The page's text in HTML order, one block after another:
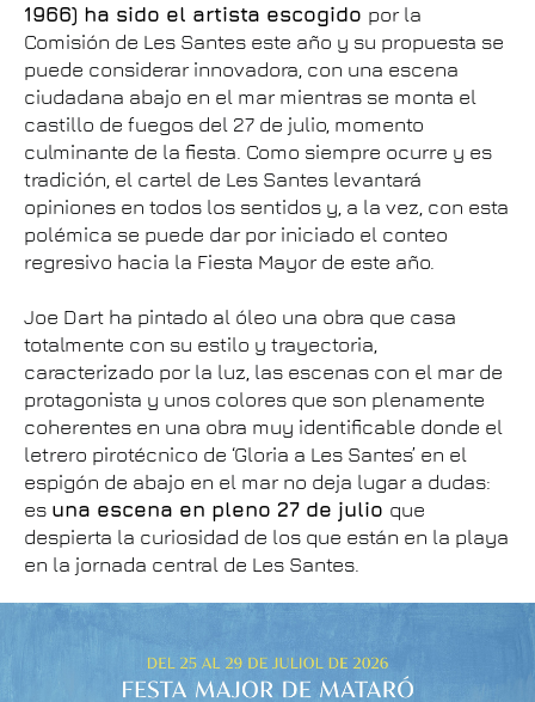
1966) ha sido el artista escogido por la
Comisión de Les Santes este año y su propuesta se
puede considerar innovadora, con una escena
ciudadana abajo en el mar mientras se monta el
castillo de fuegos del 27 de julio, momento
culminante de la fiesta. Como siempre ocurre y es
tradición, el cartel de Les Santes levantará
opiniones en todos los sentidos y, a la vez, con esta
polémica se puede dar por iniciado el conteo
regresivo hacia la Fiesta Mayor de este año.
Joe Dart ha pintado al óleo una obra que casa
totalmente con su estilo y trayectoria,
caracterizado por la luz, las escenas con el mar de
protagonista y unos colores que son plenamente
coherentes en una obra muy identificable donde el
letrero pirotécnico de ‘Gloria a Les Santes’ en el
espigón de abajo en el mar no deja lugar a dudas:
es una escena en pleno 27 de julio que
despierta la curiosidad de los que están en la playa
en la jornada central de Les Santes.